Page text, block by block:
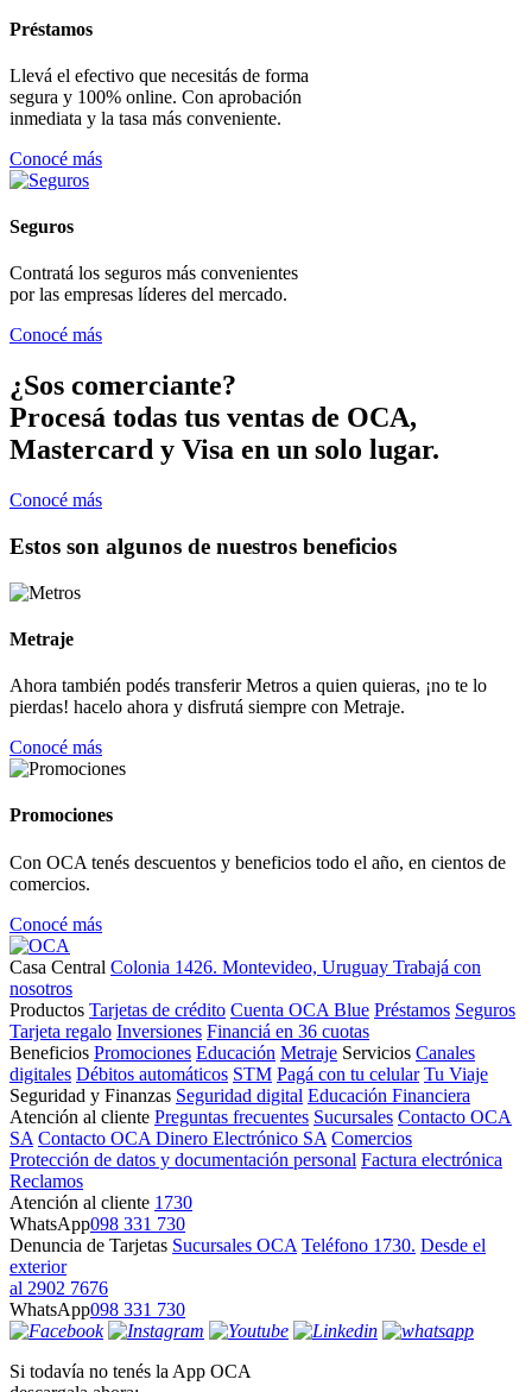
Préstamos
Llevá el efectivo que necesitás de forma
segura y 100% online. Con aprobación
inmediata y la tasa más conveniente.
Conocé más
Seguros
Contratá los seguros más convenientes
por las empresas líderes del mercado.
Conocé más
¿Sos comerciante?
Procesá todas tus ventas de OCA,
Mastercard y Visa en un solo lugar.
Conocé más
Estos son algunos de nuestros beneficios
Metraje
Ahora también podés transferir Metros a quien quieras, ¡no te lo
pierdas! hacelo ahora y disfrutá siempre con Metraje.
Conocé más
Promociones
Con OCA tenés descuentos y beneficios todo el año, en cientos de
comercios.
Conocé más
Casa Central Colonia 1426. Montevideo, Uruguay Trabajá con
nosotros
Productos Tarjetas de crédito Cuenta OCA Blue Préstamos Seguros
Tarjeta regalo Inversiones Financiá en 36 cuotas
Beneficios Promociones Educación Metraje Servicios Canales
digitales Débitos automáticos STM Pagá con tu celular Tu Viaje
Seguridad y Finanzas Seguridad digital Educación Financiera
Atención al cliente Preguntas frecuentes Sucursales Contacto OCA
SA Contacto OCA Dinero Electrónico SA Comercios
Protección de datos y documentación personal Factura electrónica
Reclamos
Atención al cliente 1730
WhatsApp098 331 730
Denuncia de Tarjetas Sucursales OCA Teléfono 1730. Desde el
exterior
al 2902 7676
WhatsApp098 331 730
Si todavía no tenés la App OCA